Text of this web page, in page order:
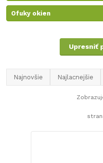
Ofuky okien
Upresniť
Najnovšie Najlacnejšie